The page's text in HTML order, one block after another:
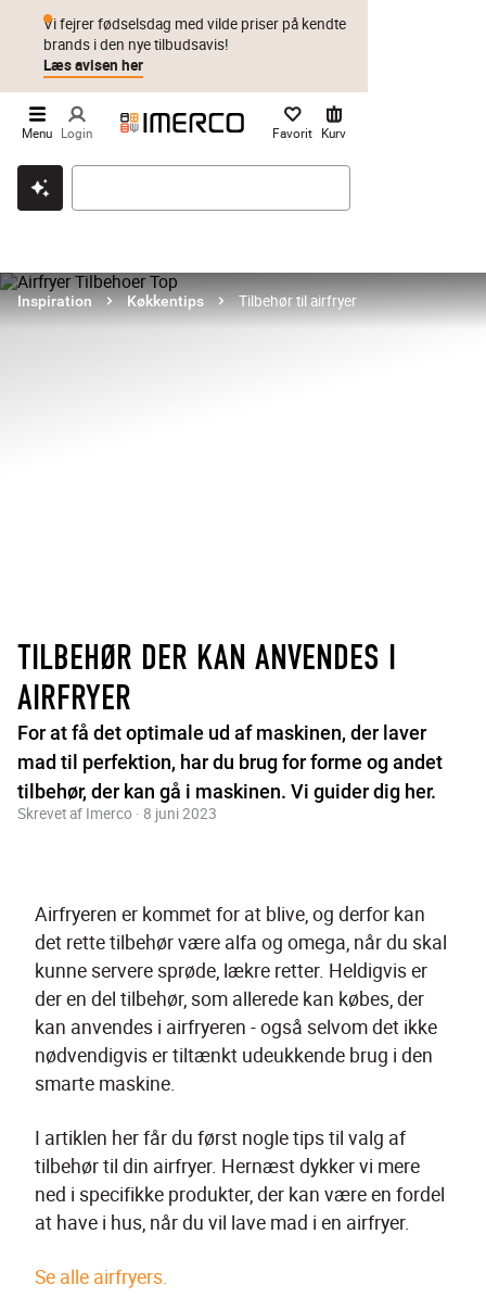
Klik & hent Byt i 1 år Prismatch
Vi fejrer fødselsdag med vilde priser på kendte
brands i den nye tilbudsavis!
Læs avisen her
Menu Login Favorit Kurv
Inspiration Køkkentips Tilbehør til airfryer
TILBEHØR DER KAN ANVENDES I
AIRFRYER
For at få det optimale ud af maskinen, der laver
mad til perfektion, har du brug for forme og andet
tilbehør, der kan gå i maskinen. Vi guider dig her.
Skrevet af Imerco · 8 juni 2023
Airfryeren er kommet for at blive, og derfor kan
det rette tilbehør være alfa og omega, når du skal
kunne servere sprøde, lækre retter. Heldigvis er
der en del tilbehør, som allerede kan købes, der
kan anvendes i airfryeren - også selvom det ikke
nødvendigvis er tiltænkt udeukkende brug i den
smarte maskine.
I artiklen her får du først nogle tips til valg af
tilbehør til din airfryer. Hernæst dykker vi mere
ned i specifikke produkter, der kan være en fordel
at have i hus, når du vil lave mad i en airfryer.
Se alle airfryers.